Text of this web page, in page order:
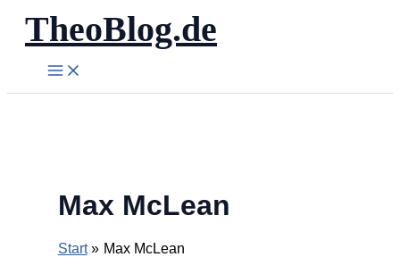
Zum
Inhalt
springen
TheoBlog.de
Max McLean
Start Max McLean